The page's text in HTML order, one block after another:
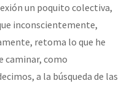
un poquito colectiva,
inconscientemente,
retoma lo que he
caminar, como
a la búsqueda de las